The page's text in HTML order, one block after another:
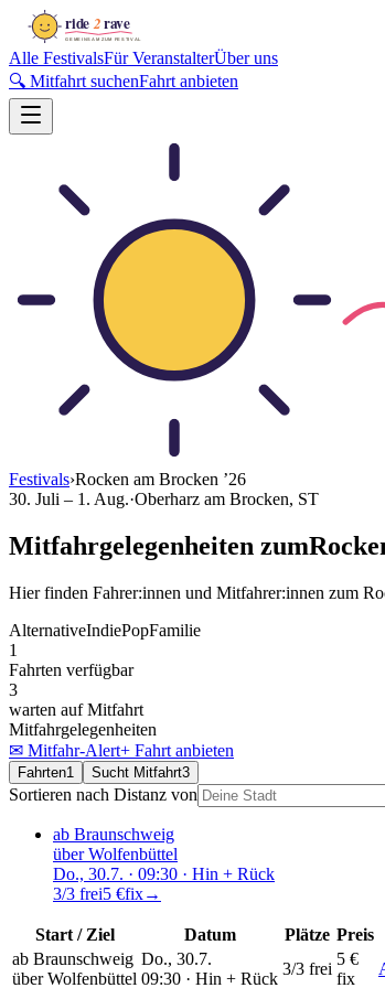
Alle FestivalsFür VeranstalterÜber uns
🔍 Mitfahrt suchenFahrt anbieten
Festivals›Rocken am Brocken ’26
30. Juli – 1. Aug.·Oberharz am Brocken, ST
Mitfahrgelegenheiten zum
Hier finden Fahrer:innen und Mitfahrer:innen zum
AlternativeIndiePopFamilie
1
Fahrten verfügbar
3
warten auf Mitfahrt
Mitfahrgelegenheiten
✉ Mitfahr-Alert+ Fahrt anbieten
Fahrten1 Sucht Mitfahrt3
Sortieren nach Distanz von
ab Braunschweig
überWolfenbüttel
Do., 30.7. · 09:30 · Hin + Rück
3/3 frei5 €fix→
Start / Ziel Datum Plätze Preis
ab Braunschweig
überWolfenbüttel
Do., 30.7.
09:30 · Hin + Rück
3/3 frei
5 €
fix